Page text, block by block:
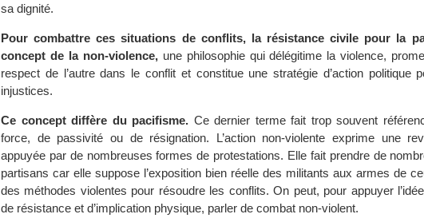
sa dignité.
Pour combattre ces situations de conflits, la résistance civile pour la
concept de la non-violence,une philosophie qui délégitime la violence,
respect de l’autre dans le conflit et constitue une stratégie d’action politique
injustices.
Ce concept diffère du pacifisme. Ce dernier terme fait trop souvent
force, de passivité ou de résignation. L’action non-violente exprime une
appuyée par de nombreuses formes de protestations. Elle fait prendre de
partisans car elle suppose l’exposition bien réelle des militants aux armes de
des méthodes violentes pour résoudre les conflits. On peut, pour appuyer
de résistance et d’implication physique, parler de combat non-violent.